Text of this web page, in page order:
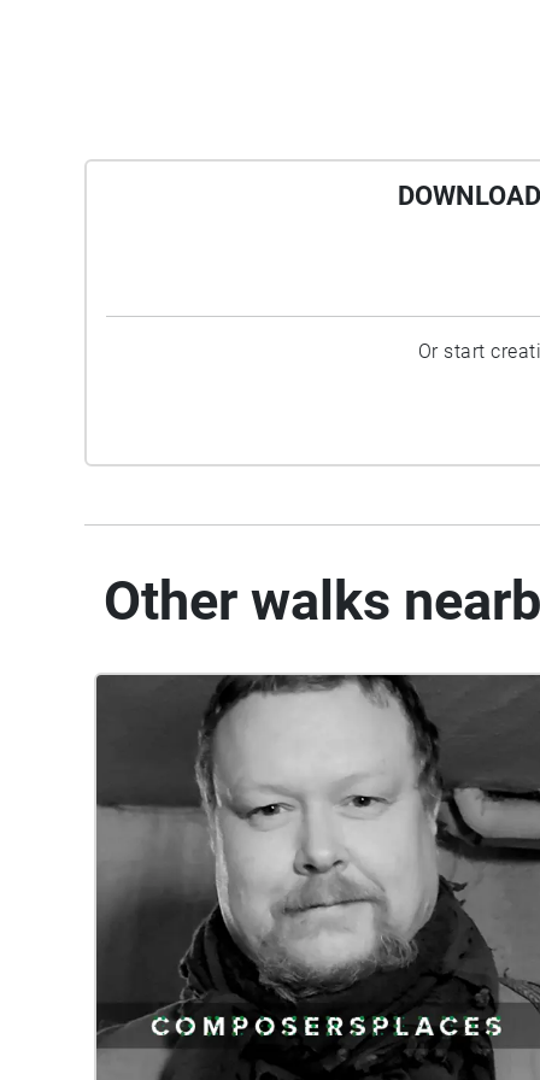
Or start
Other walks